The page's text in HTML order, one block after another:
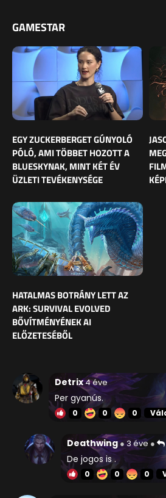
GAMESTAR
EGY ZUCKERBERGET GÚNYOLÓ
PÓLÓ, AMI TÖBBET HOZOTT A
BLUESKYNAK, MINT KÉT ÉV
ÜZLETI TEVÉKENYSÉGE
HATALMAS BOTRÁNY LETT AZ
ARK: SURVIVAL EVOLVED
BŐVÍTMÉNYÉNEK AI
ELŐZETESÉBŐL
Detrix4 éve
Per gyanús.
0 0 0
Deathwing 3 éve
De jogos is .
0 0 0